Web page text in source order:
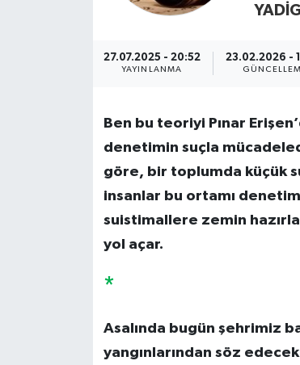
27.07.2025 - 20:52
YAYINLANMA
23.02.2026 -
Ben bu teoriyi Pınar
denetimin suçla
göre, bir toplumda küçük
insanlar bu ortamı
suistimallere zemin
yol açar.
*
Asalında bugün şehrimiz
yangınlarından söz